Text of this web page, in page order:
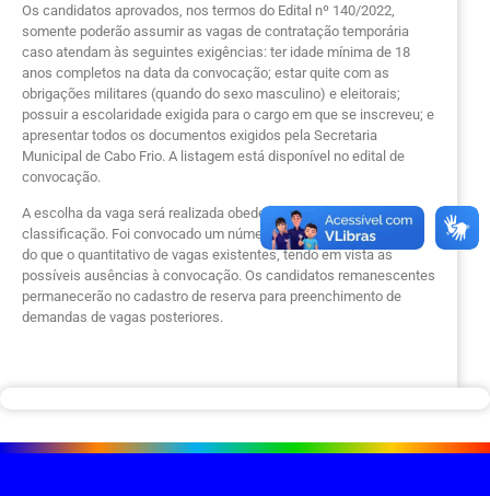
Os candidatos aprovados, nos termos do Edital nº 140/2022,
somente poderão assumir as vagas de contratação temporária
caso atendam às seguintes exigências: ter idade mínima de 18
anos completos na data da convocação; estar quite com as
obrigações militares (quando do sexo masculino) e eleitorais;
possuir a escolaridade exigida para o cargo em que se inscreveu; e
apresentar todos os documentos exigidos pela Secretaria
Municipal de Cabo Frio. A listagem está disponível no edital de
convocação.
A escolha da vaga será realizada obedecendo à ordem de
classificação. Foi convocado um número maior de classificados
do que o quantitativo de vagas existentes, tendo em vista as
possíveis ausências à convocação. Os candidatos remanescentes
permanecerão no cadastro de reserva para preenchimento de
demandas de vagas posteriores.